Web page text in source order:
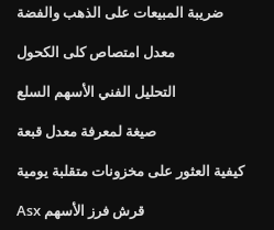
ضريبة المبيعات على الذهب والفضة
معدل امتصاص كلى الكحول
التحليل الفني الأسهم السلع
صيغة لمعرفة معدل قبعة
كيفية العثور على مخزونات متقلبة يومية
Asx قرش فرز الأسهم